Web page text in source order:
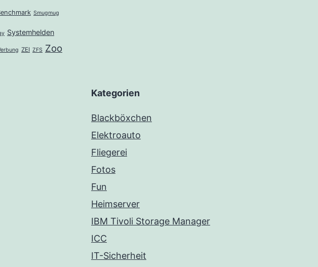
Smugmug
Systemhelden
ZEI ZFS Zoo
Kategorien
Blackböxchen
Elektroauto
Fliegerei
Fotos
Fun
Heimserver
IBM Tivoli Storage Manager
ICC
IT-Sicherheit